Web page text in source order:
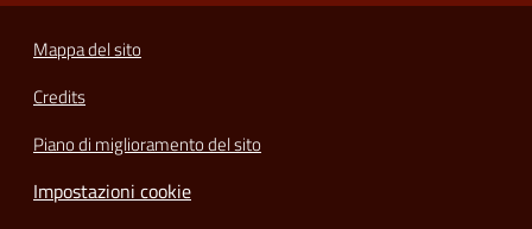
Mappa del sito
Credits
Piano di miglioramento del sito
Impostazioni cookie